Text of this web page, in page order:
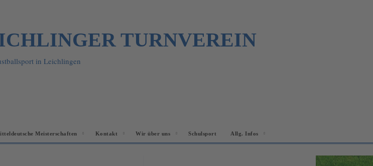
TURNVEREIN
in Leichlingen
Meisterschaften Kontakt Wir über uns Schulsport Allg. Infos